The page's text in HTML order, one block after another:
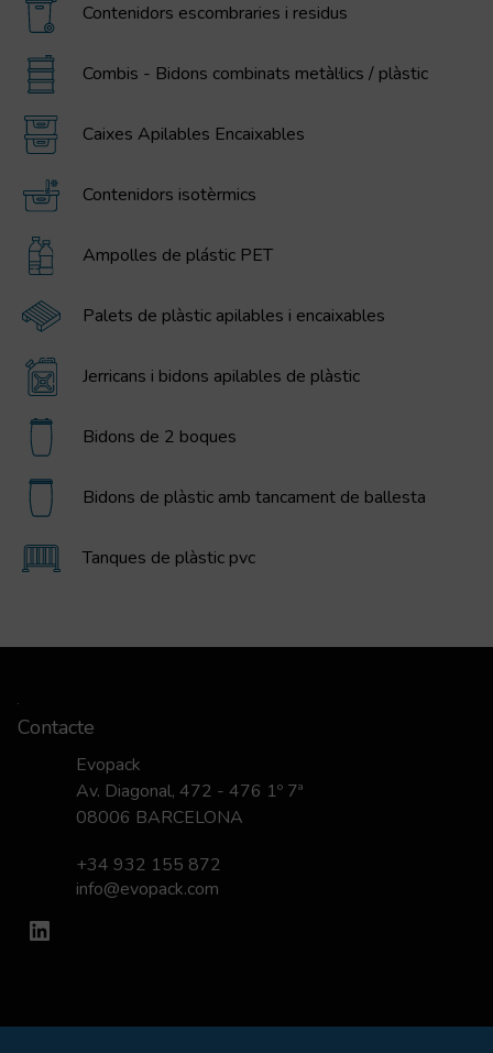
Contenidors escombraries i residus
Combis - Bidons combinats metàl·lics / plàstic
Caixes Apilables Encaixables
Contenidors isotèrmics
Ampolles de plástic PET
Palets de plàstic apilables i encaixables
Jerricans i bidons apilables de plàstic
Bidons de 2 boques
Bidons de plàstic amb tancament de ballesta
Tanques de plàstic pvc
Contacte
Evopack
Av. Diagonal, 472 - 476 1º 7ª
08006 BARCELONA
+34 932 155 872
info@evopack.com
LinkedIn